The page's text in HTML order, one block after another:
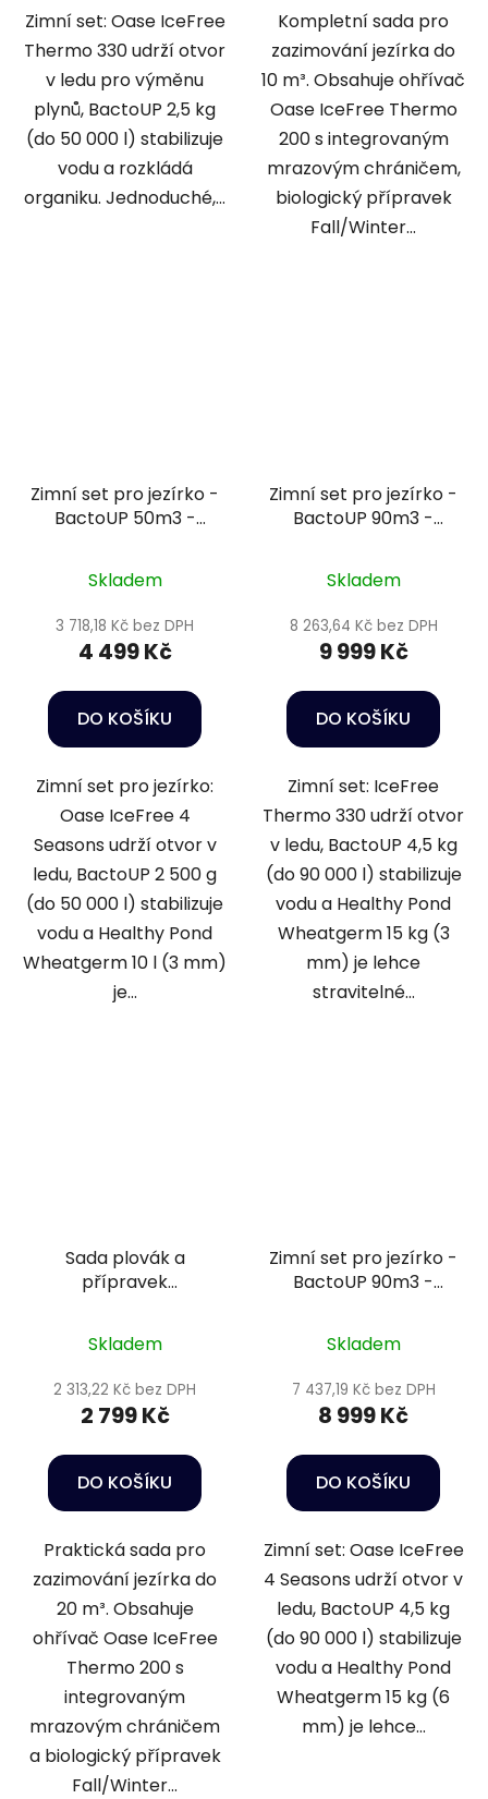
Zimní set: Oase IceFree
Thermo 330 udrží otvor
v ledu pro výměnu
plynů, BactoUP 2,5 kg
(do 50 000 l) stabilizuje
vodu a rozkládá
organiku. Jednoduché,...
Kompletní sada pro
zazimování jezírka do
10 m³. Obsahuje ohřívač
Oase IceFree Thermo
200 s integrovaným
mrazovým chráničem,
biologický přípravek
Fall/Winter...
Zimní set pro jezírko -
BactoUP 50m3 -
10l
Skladem
3 718,18 Kč bez DPH
4 499 Kč
DO KOŠÍKU
Zimní set pro jezírko:
Oase IceFree 4
Seasons udrží otvor v
ledu, BactoUP 2 500 g
(do 50 000 l) stabilizuje
vodu a Healthy Pond
Wheatgerm 10 l (3 mm)
je...
Zimní set pro jezírko -
BactoUP 90m3 -
15kg
Skladem
8 263,64 Kč bez DPH
9 999 Kč
DO KOŠÍKU
Zimní set: IceFree
Thermo 330 udrží otvor
v ledu, BactoUP 4,5 kg
(do 90 000 l) stabilizuje
vodu a Healthy Pond
Wheatgerm 15 kg (3
mm) je lehce
stravitelné...
Sada plovák a
přípravek
Skladem
2 313,22 Kč bez DPH
2 799 Kč
DO KOŠÍKU
Praktická sada pro
zazimování jezírka do
20 m³. Obsahuje
ohřívač Oase IceFree
Thermo 200 s
integrovaným
mrazovým chráničem
a biologický přípravek
Fall/Winter...
Zimní set pro jezírko -
BactoUP 90m3 -
15kg
Skladem
7 437,19 Kč bez DPH
8 999 Kč
DO KOŠÍKU
Zimní set: Oase IceFree
4 Seasons udrží otvor v
ledu, BactoUP 4,5 kg
(do 90 000 l) stabilizuje
vodu a Healthy Pond
Wheatgerm 15 kg (6
mm) je lehce...